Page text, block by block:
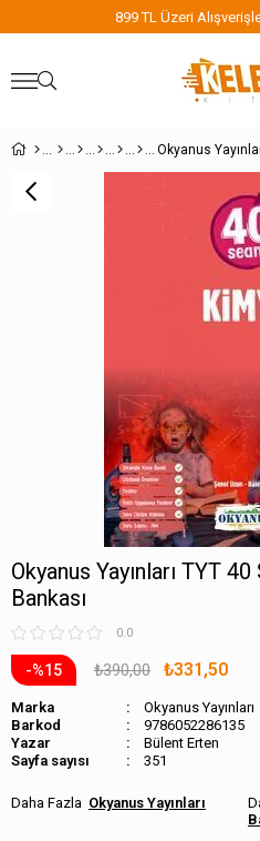
899 TL Üzeri
Okyanus
Okyanus Yayınları TYT
Bankası
0.0
15 ₺390,00 ₺331,50
Marka
Okyanus Yayınları
Barkod
9786052286135
Bülent Erten
Sayfa sayısı
351
Okyanus Yayınları